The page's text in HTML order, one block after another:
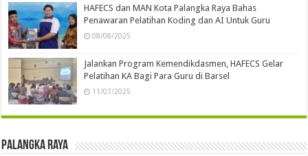
HAFECS dan MAN Kota Palangka Raya Bahas
Penawaran Pelatihan Koding dan AI Untuk Guru
08/08/2025
Jalankan Program Kemendikdasmen, HAFECS Gelar
Pelatihan KA Bagi Para Guru di Barsel
11/07/2025
Palangka Raya